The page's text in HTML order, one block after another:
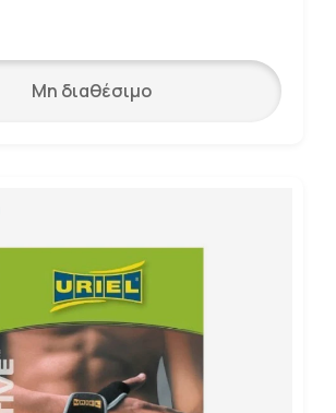
Μη διαθέσιμο